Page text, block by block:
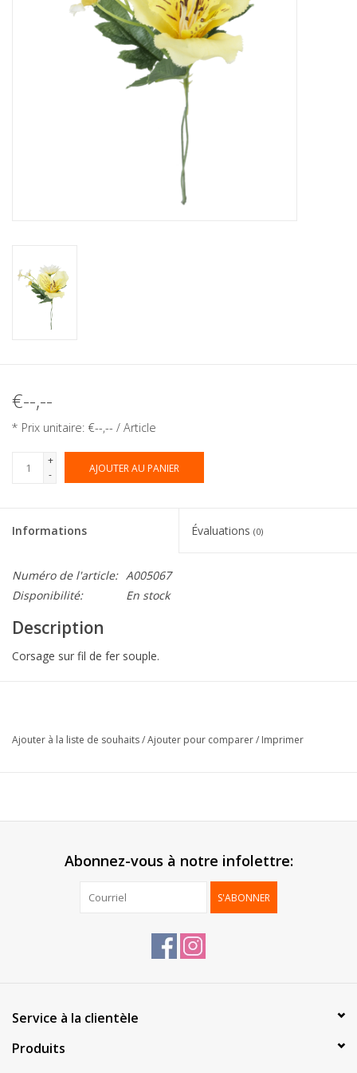
Catalogue: boîtes de luxe
€--,--
* Prix unitaire: €--,-- / Article
+
-
AJOUTER AU PANIER
Informations Évaluations (0)
Numéro de l'article: A005067
Disponibilité:
En stock
Description
Corsage sur fil de fer souple.
Emballage:
144 pcs
Ajouter à la liste de souhaits/Ajouter pour comparer/ Imprimer
Abonnez-vous à notre infolettre:
S'ABONNER
Service à la clientèle
Produits